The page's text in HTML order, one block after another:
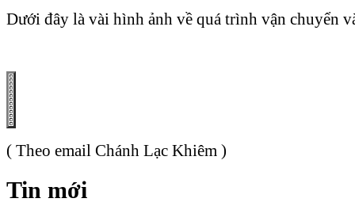
Dưới đây là vài hình ảnh về quá trình vận chuyển
( Theo email Chánh Lạc Khiêm )
Tin mới